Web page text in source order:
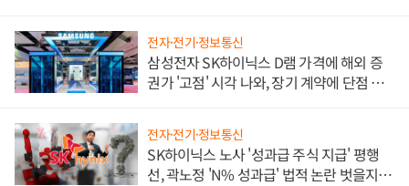
전자·전기·정보통신
삼성전자 SK하이닉스 D램 가격에 해외 증
권가 '고점' 시각 나와, 장기 계약에 단점 부
전자·전기·정보통신
SK하이닉스 노사 '성과급 주식 지급' 평행
선, 곽노정 'N% 성과급' 법적 논란 벗을지 주